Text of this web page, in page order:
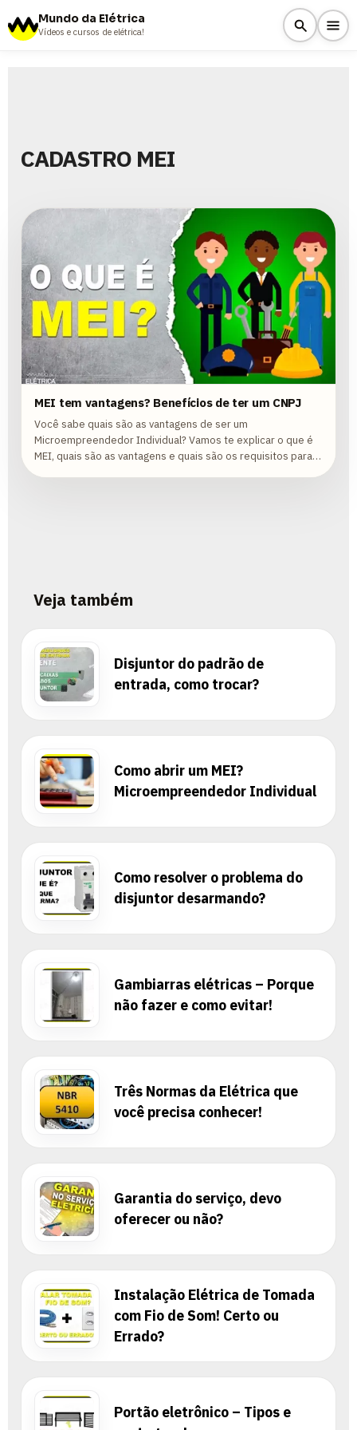
Mundo da Elétrica
Vídeos e cursos de elétrica!
CADASTRO MEI
MEI tem vantagens? Benefícios de ter um CNPJ
Você sabe quais são as vantagens de ser um
Microempreendedor Individual? Vamos te explicar o que é
MEI, quais são as vantagens e quais são os requisitos para
se tornar um MEI!
Veja também
Disjuntor do padrão de
entrada, como trocar?
Como abrir um MEI?
Microempreendedor Individual
Como resolver o problema do
disjuntor desarmando?
Gambiarras elétricas – Porque
não fazer e como evitar!
Três Normas da Elétrica que
você precisa conhecer!
Garantia do serviço, devo
oferecer ou não?
Instalação Elétrica de Tomada
com Fio de Som! Certo ou
Errado?
Portão eletrônico – Tipos e